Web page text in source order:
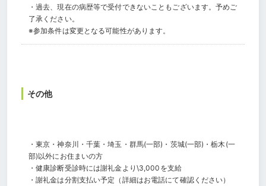
・過去、現在の病歴等で受付できないこともございます。予めご
了承ください。
※参加条件は変更となる可能性があります。
その他
・東京・神奈川・千葉・埼玉・群馬(一部)・茨城(一部)・栃木(一
部)以外にお住まいの方
・健康診断受診時には謝礼金より\3,000を支給
・謝礼金は分割支払い予定（詳細はお電話にて確認ください）